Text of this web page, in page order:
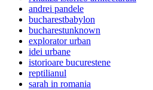
andrei pandele
bucharestbabylon
bucharestunknown
explorator urban
idei urbane
istorioare bucurestene
reptilianul
sarah in romania